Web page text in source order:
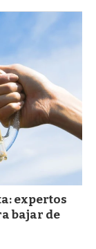
expertos
bajar de